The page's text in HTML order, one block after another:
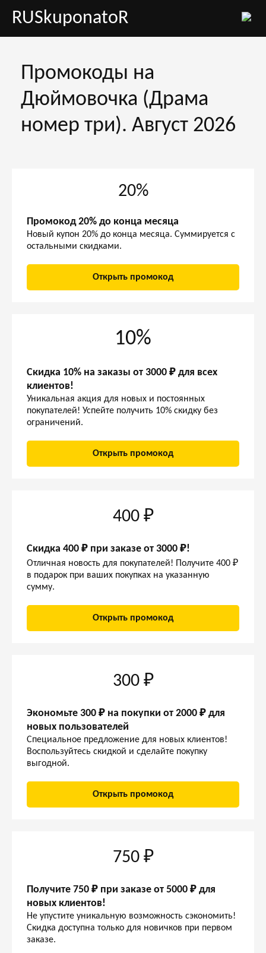
RUSkuponatoR
Промокоды на
Дюймовочка (Драма
номер три). Август 2026
20%
Промокод 20% до конца месяца
Новый купон 20% до конца месяца. Суммируется с
остальными скидками.
Открыть промокод
10%
Скидка 10% на заказы от 3000 ₽ для всех
клиентов!
Уникальная акция для новых и постоянных
покупателей! Успейте получить 10% скидку без
ограничений.
Открыть промокод
400 ₽
Скидка 400 ₽ при заказе от 3000 ₽!
Отличная новость для покупателей! Получите 400 ₽
в подарок при ваших покупках на указанную
сумму.
Открыть промокод
300 ₽
Экономьте 300 ₽ на покупки от 2000 ₽ для
новых пользователей
Специальное предложение для новых клиентов!
Воспользуйтесь скидкой и сделайте покупку
выгодной.
Открыть промокод
750 ₽
Получите 750 ₽ при заказе от 5000 ₽ для
новых клиентов!
Не упустите уникальную возможность сэкономить!
Скидка доступна только для новичков при первом
заказе.